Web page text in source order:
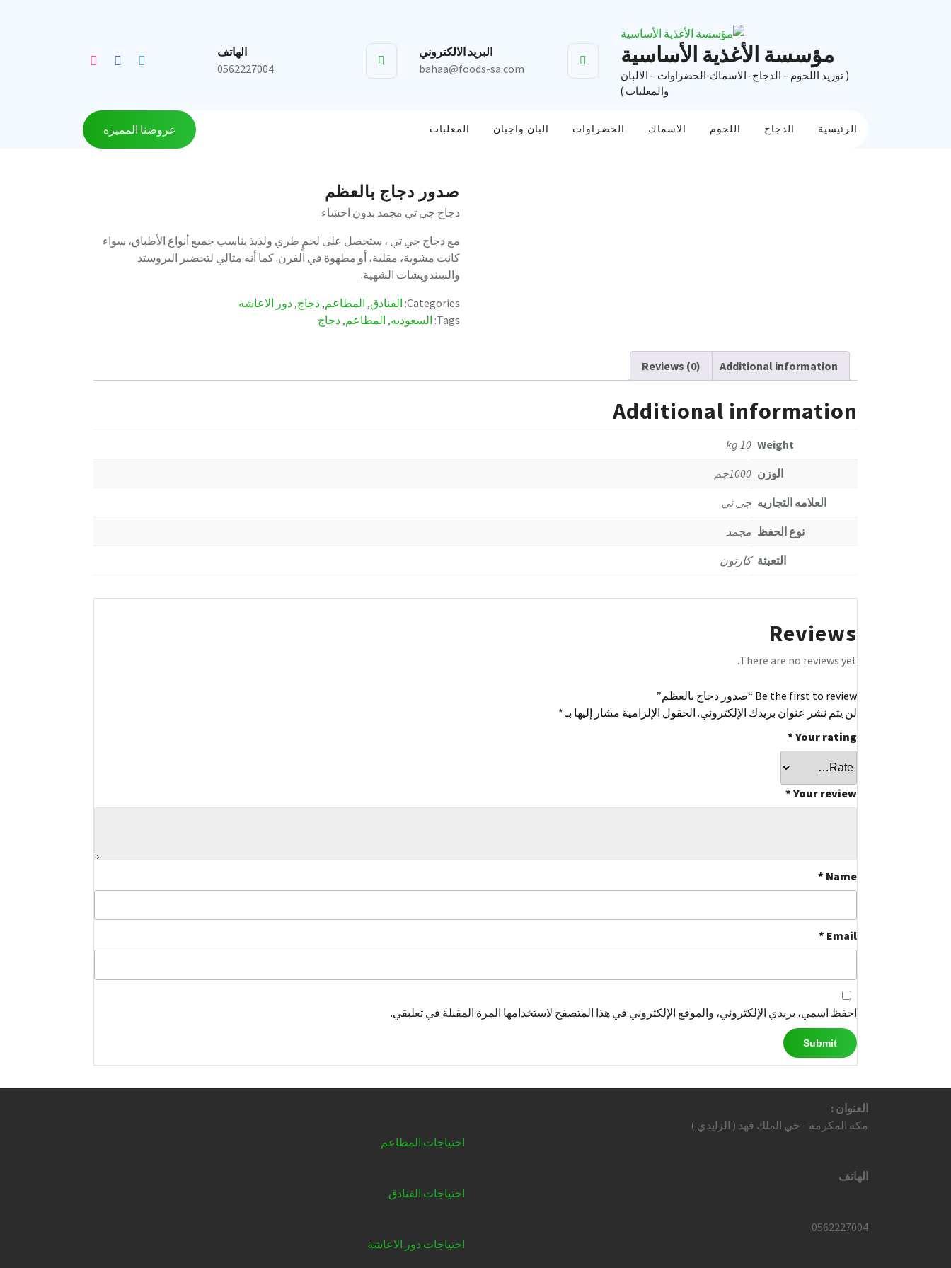
مؤسسة الأغذية الأساسية
( توريد اللحوم – الدجاج- الاسماك-الخضراوات – الالبان
والمعلبات )
البريد الالكتروني
bahaa@foods-sa.com
الهاتف
0562227004
الرئيسية الدجاج اللحوم الاسماك الخضراوات البان واجبان المعلبات عروضنا المميزه
صدور دجاج بالعظم
دجاج جي تي مجمد بدون احشاء
مع دجاج جي تي ، ستحصل على لحمٍ طري ولذيذ يناسب جميع أنواع الأطباق، سواء
كانت مشوية، مقلية، أو مطهوة في الفرن. كما أنه مثالي لتحضير البروستد
والسندويشات الشهية.
Categories: الفنادق, المطاعم,دجاج,دور الاعاشه
Tags: السعوديه, المطاعم,دجاج
Additional information
Reviews (0)
Additional information
Weight
10 kg
الوزن 1000جم
العلامه التجاريه جي تي
نوع الحفظ مجمد
التعبئة كارتون
Reviews
There are no reviews yet.
Be the first to review “صدور دجاج بالعظم”
لن يتم نشر عنوان بريدك الإلكتروني. الحقول الإلزامية مشار إليها بـ*
Your rating
*
Your review
*
Name
*
Email
*
احفظ اسمي، بريدي الإلكتروني، والموقع الإلكتروني في هذا المتصفح لاستخدامها المرة المقبلة في تعليقي.
العنوان :
مكه المكرمه - حي الملك فهد ( الزايدي )
الهاتف
0562227004
احتياجات المطاعم
احتياجات الفنادق
احتياجات دور الاعاشة